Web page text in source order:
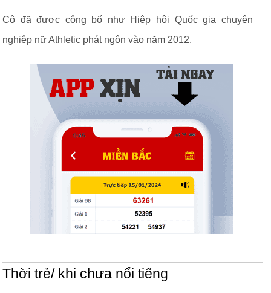
Cô đã được công bố như Hiệp hội Quốc gia chuyên
nghiệp nữ Athletic phát ngôn vào năm 2012.
Thời trẻ/ khi chưa nổi tiếng